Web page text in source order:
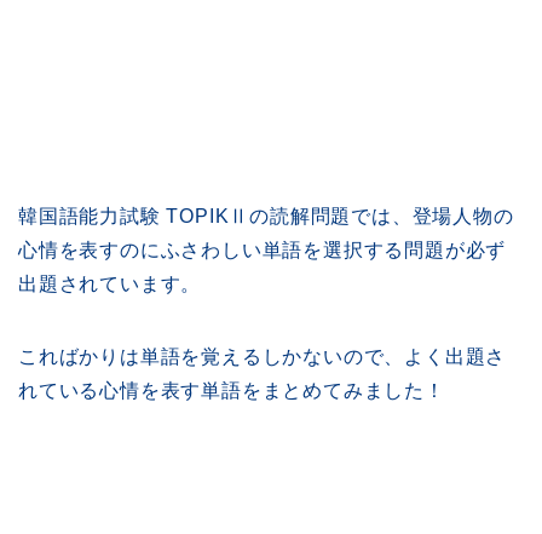
韓国語能力試験 TOPIKⅡの読解問題では、登場人物の
心情を表すのにふさわしい単語を選択する問題が必ず
出題されています。
こればかりは単語を覚えるしかないので、よく出題さ
れている心情を表す単語をまとめてみました！